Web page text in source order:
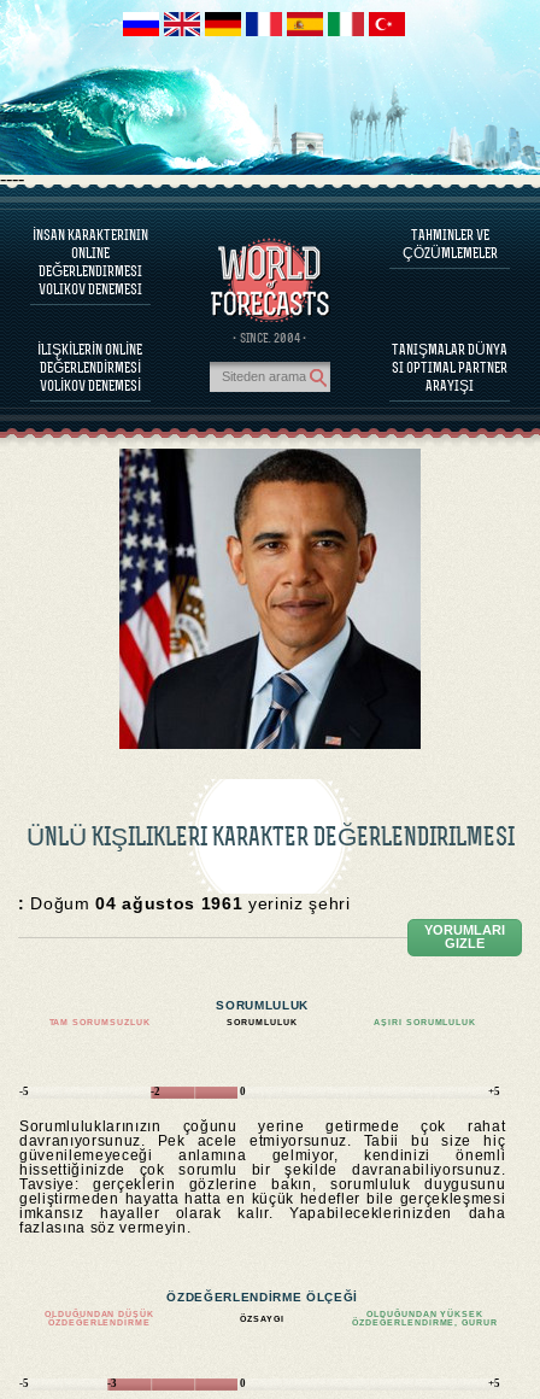
----
İNSAN KARAKTERININ
ONLINE
DEĞERLENDIRMESI
VOLIKOV DENEMESI
İLIŞKİLERİN ONLİNE
DEĞERLENDİRMESİ
VOLİKOV DENEMESİ
· SINCE. 2004 ·
TAHMINLER VE
ÇÖZÜMLEMELER
TANIŞMALAR DÜNYA
SI OPTIMAL PARTNER
ARAYIŞI
PROGRAM HAKKINDA
İNSAN KARAKTERINI DEĞERLENDIRINIZ
ÜNLÜ KIŞILIKLERI KARAKTER DEĞERLENDIRILMESI
PROGRAM HAKKINDA
PARTNERLERIN BAĞDAŞABILIRLIĞINI DEĞERLENDIRINIZ
TAHMINLER VE ÇÖZÜMLEMELER
ÜNLÜ KIŞILIKLERI KARAKTER DEĞERLENDIRILMESI
: Doğum04 ağustos 1961 yeriniz şehri
YORUMLARI
GIZLE
SORUMLULUK
TAM SORUMSUZLUK SORUMLULUK AŞIRI SORUMLULUK
-5 -2 0 +5
Sorumluluklarınızın çoğunu yerine getirmede çok rahat
davranıyorsunuz. Pek acele etmiyorsunuz. Tabii bu size hiç
güvenilemeyeceği anlamına gelmiyor, kendinizi önemli
hissettiğinizde çok sorumlu bir şekilde davranabiliyorsunuz.
Tavsiye: gerçeklerin gözlerine bakın, sorumluluk duygusunu
geliştirmeden hayatta hatta en küçük hedefler bile gerçekleşmesi
imkansız hayaller olarak kalır. Yapabileceklerinizden daha
fazlasına söz vermeyin.
ÖZDEĞERLENDIRME ÖLÇEĞI
OLDUĞUNDAN DÜŞÜK
ÖZDEĞERLENDIRME
ÖZSAYGI
OLDUĞUNDAN YÜKSEK
ÖZDEĞERLENDIRME, GURUR
-5 -3 0 +5